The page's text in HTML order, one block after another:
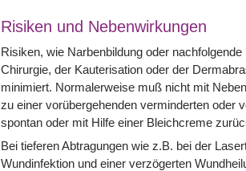
Risiken und Nebenwirkungen
Risiken, wie Narbenbildung oder
Chirurgie, der Kauterisation oder der
minimiert. Normalerweise muß nicht mit
zu einer vorübergehenden verminderten oder
spontan oder mit Hilfe einer Bleichcreme
Bei tieferen Abtragungen wie z.B. bei der
Wundinfektion und einer verzögerten